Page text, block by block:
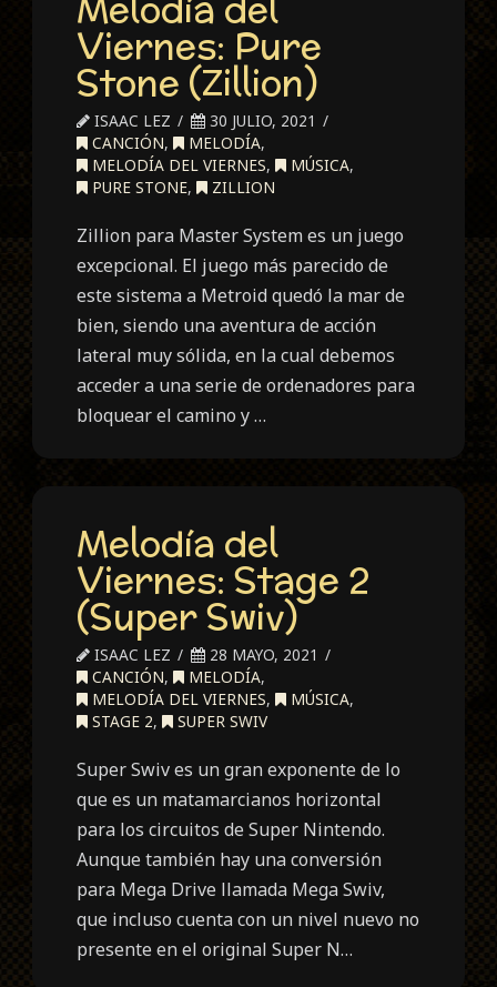
Viernes: Pure
Stone (Zillion)
ISAAC LEZ
30 JULIO, 2021
CANCIÓN, MELODÍA,
MELODÍA DEL VIERNES, MÚSICA,
PURE STONE, ZILLION
Zillion para Master System es un juego
excepcional. El juego más parecido de
este sistema a Metroid quedó la mar de
bien, siendo una aventura de acción
lateral muy sólida, en la cual debemos
acceder a una serie de ordenadores para
bloquear el camino y …
Melodía del
Viernes: Stage 2
(Super Swiv)
ISAAC LEZ
28 MAYO, 2021
CANCIÓN, MELODÍA,
MELODÍA DEL VIERNES, MÚSICA,
STAGE 2, SUPER SWIV
Super Swiv es un gran exponente de lo
que es un matamarcianos horizontal
para los circuitos de Super Nintendo.
Aunque también hay una conversión
para Mega Drive llamada Mega Swiv,
que incluso cuenta con un nivel nuevo no
presente en el original Super N…